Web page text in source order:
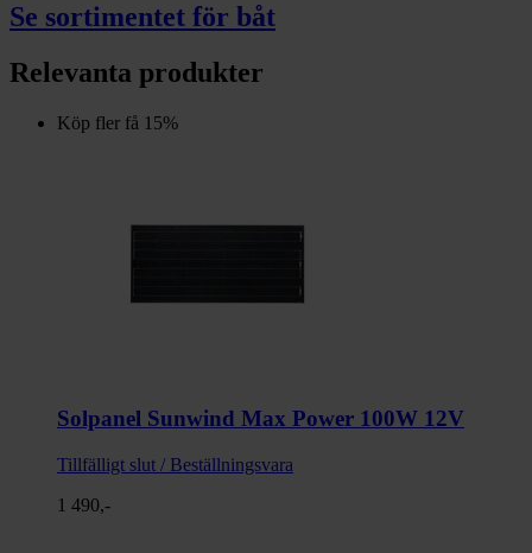
Se sortimentet för båt
Relevanta produkter
Köp fler få 15%
Solpanel Sunwind Max Power 100W 12V
Tillfälligt slut / Beställningsvara
1 490,-